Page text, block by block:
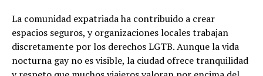
La comunidad expatriada ha contribuido a crear
espacios seguros, y organizaciones locales trabajan
discretamente por los derechos LGTB. Aunque la vida
nocturna gay no es visible, la ciudad ofrece tranquilidad